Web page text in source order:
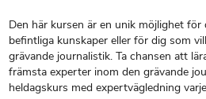
Den här kursen är en unik möjlighet
befintliga kunskaper eller för dig som
grävande journalistik. Ta chansen att
främsta experter inom den grävande
heldagskurs med expertvägledning